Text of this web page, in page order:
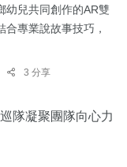
幼兒共同創作的AR雙
專業說故事技巧，
3 分享